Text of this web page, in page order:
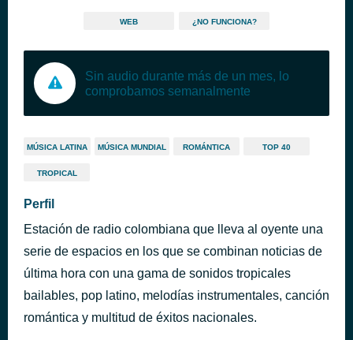
WEB ¿NO FUNCIONA?
Sin audio durante más de un mes, lo
comprobamos semanalmente
MÚSICA LATINA MÚSICA MUNDIAL ROMÁNTICA TOP 40
TROPICAL
Perfil
Estación de radio colombiana que lleva al oyente una
serie de espacios en los que se combinan noticias de
última hora con una gama de sonidos tropicales
bailables, pop latino, melodías instrumentales, canción
romántica y multitud de éxitos nacionales.